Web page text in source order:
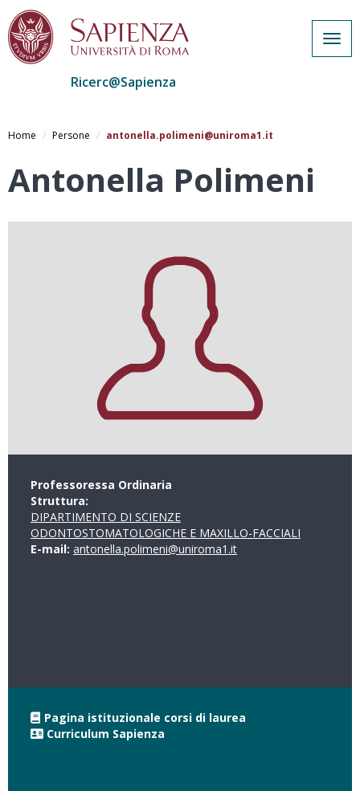
al
Ricerc@Sapienza
Home Persone antonella.polimeni@uniroma1.it
Antonella Polimeni
Professoressa Ordinaria
Struttura:
DIPARTIMENTO DI SCIENZE
ODONTOSTOMATOLOGICHE E MAXILLO-FACCIALI
E-mail: antonella.polimeni@uniroma1.it
Pagina istituzionale corsi di laurea
Curriculum Sapienza